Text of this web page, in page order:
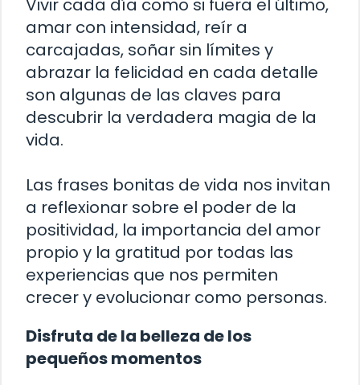
Vivir cada día como si fuera el último,
amar con intensidad, reír a
carcajadas, soñar sin límites y
abrazar la felicidad en cada detalle
son algunas de las claves para
descubrir la verdadera magia de la
vida.
Las frases bonitas de vida nos invitan
a reflexionar sobre el poder de la
positividad, la importancia del amor
propio y la gratitud por todas las
experiencias que nos permiten
crecer y evolucionar como personas.
Disfruta de la belleza de los
pequeños momentos